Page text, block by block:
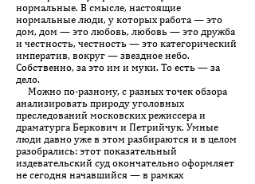
нормальные. В смысле, настоящие
нормальные люди, у которых работа — это
дом, дом — это любовь, любовь — это дружба
и честность, честность — это категорический
императив, вокруг — звездное небо.
Собственно, за это им и муки. То есть — за
дело.
Можно по-разному, с разных точек обзора
анализировать природу уголовных
преследований московских режиссера и
драматурга Беркович и Петрийчук. Умные
люди давно уже в этом разбираются и в целом
разобрались: этот показательный
издевательский суд окончательно оформляет
не сегодня начавшийся — в рамках